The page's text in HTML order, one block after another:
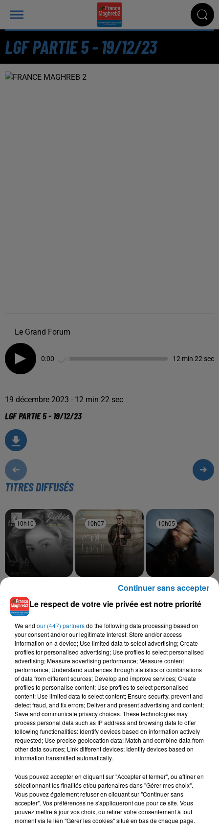
LGF PARTIE 5 - 19/12/23
Le Grand Forum
0:00 12 min 22 sec
19 décembre 2023 - 12 min 22 sec
LGF PARTIE 5 - 19/12/23
TITRES DIFFUSÉS
10h10
10h10
Charb Arabi Win
10h07
10h07
RAGHEB ALAMA
10h05
10h05
MANAL
L'HOROSCOPE
Bélier Taureau Gémeaux
Le respect de votre vie privée est notre priorité
We and our (447) partnersdo the following data processing based on
your consent and/or our legitimate interest: Store and/or access
information on a device; Use limited data to select advertising; Create
profiles for personalised advertising; Use profiles to select personalised
advertising; Measure advertising performance; Measure content
performance; Understand audiences through statistics or combinations
of data from different sources; Develop and improve services; Create
profiles to personalise content; Use profiles to select personalised
content; Use limited data to select content; Ensure security, prevent and
detect fraud, and fix errors; Deliver and present advertising and content;
Save and communicate privacy choices. These technologies may
process personal data such as IP address and browsing data to offer
following functionalities: Identify devices based on information actively
requested; Use precise geolocation data; Match and combine data from
other data sources; Link different devices; Identify devices based on
information transmitted automatically.
Vous pouvez accepter en cliquant sur "Accepter et fermer", ou affiner en
sélectionnant les finalités et/ou partenaires dans "Gérer mes choix".
Vous pouvez également refuser en cliquant sur "Continuer sans
accepter". Vos préférences ne s'appliqueront que pour ce site. Vous
pouvez mettre à jour vos choix, ou retirer votre consentement à tout
moment via le lien "Gérer les cookies" situé en bas de chaque page.
Continuer sans accepter